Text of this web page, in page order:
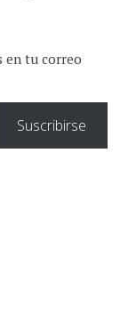
en tu correo
Suscribirse